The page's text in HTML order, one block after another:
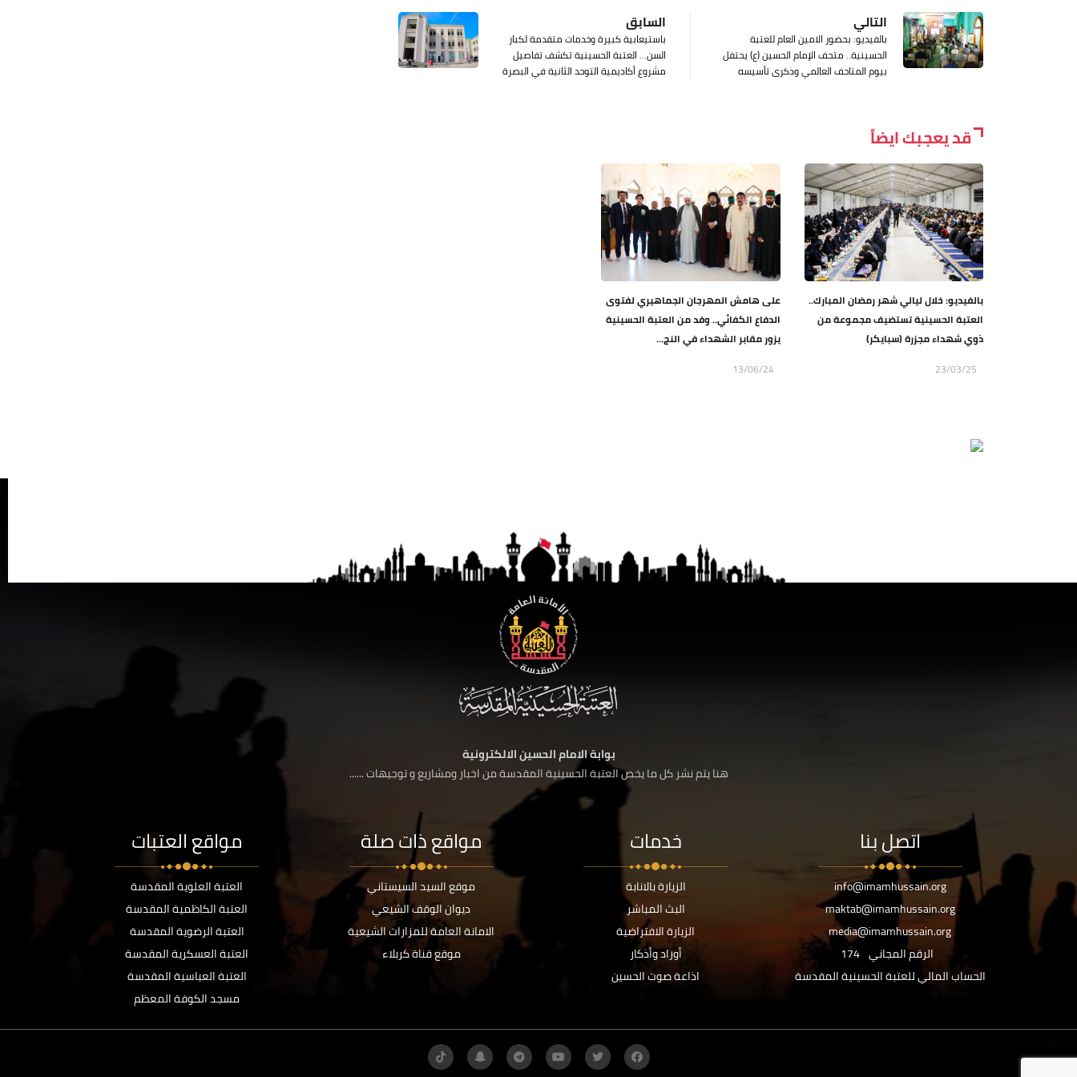
السابق
باستيعابية كبيرة وخدمات متقدمة لكبار
السن... العتبة الحسينية تكشف تفاصيل
مشروع أكاديمية التوحد الثانية في البصرة
التالي
بالفيديو: بحضور الامين العام للعتبة
الحسينية.. متحف الإمام الحسين (ع) يحتفل
بيوم المتاحف العالمي وذكرى تأسيسه
قد يعجبك ايضاً
بالفيديو: خلال ليالي شهر رمضان المبارك..
العتبة الحسينية تستضيف مجموعة من
ذوي شهداء مجزرة (سبايكر)
23/03/25
على هامش المهرجان الجماهيري لفتوى
الدفاع الكفائي.. وفد من العتبة الحسينية
يزور مقابر الشهداء في النج...
13/06/24
بوابة الامام الحسين الالكترونية
هنا يتم نشر كل ما يخص العتبة الحسينية المقدسة من اخبار ومشاريع و توجيهات ......
اتصل بنا
info@imamhussain.org
maktab@imamhussain.org
media@imamhussain.org
الرقم المجاني 174
الحساب المالي للعتبة الحسينية المقدسة
خدمات
الزيارة بالانابة
البث المباشر
الزيارة الافتراضية
أوراد وأذكار
اذاعة صوت الحسين
مواقع ذات صلة
موقع السيد السيستاني
ديوان الوقف الشيعي
الامانة العامة للمزارات الشيعية
موقع قناة كربلاء
مواقع العتبات
العتبة العلوية المقدسة
العتبة الكاظمية المقدسة
العتبة الرضوية المقدسة
العتبة العسكرية المقدسة
العتبة العباسية المقدسة
مسجد الكوفة المعظم